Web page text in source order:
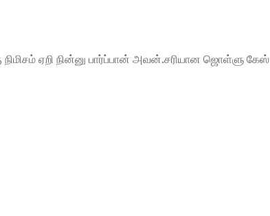
ஏறி நின்னு பார்ப்பான் அவன்.சரியான ஜொள்ளு கேஸ்